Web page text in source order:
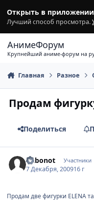
Открыть в приложении
Лучший способ просмотра.
АнимеФорум
Крупнейший аниме-форум на
Главная Разное
Продам
Поделиться
Dabonot Участники
7 Декабря, 200916 г
Продам две фигурки ELENA